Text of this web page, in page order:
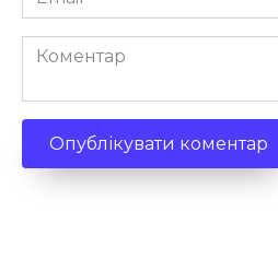
*
Коментар